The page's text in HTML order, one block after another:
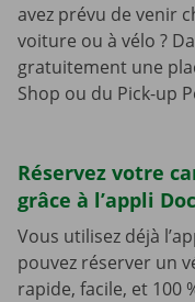
avez prévu de venir
voiture ou à vélo ?
gratuitement une
Shop ou du Pick-up
Réservez votre
grâce à l’appli
Vous utilisez déjà
pouvez réserver un
rapide, facile, et 100